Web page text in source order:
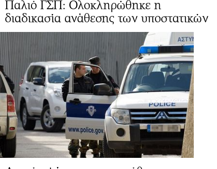
Παλιό ΓΣΠ: Ολοκληρώθηκε η
διαδικασία ανάθεσης των υποστατικών